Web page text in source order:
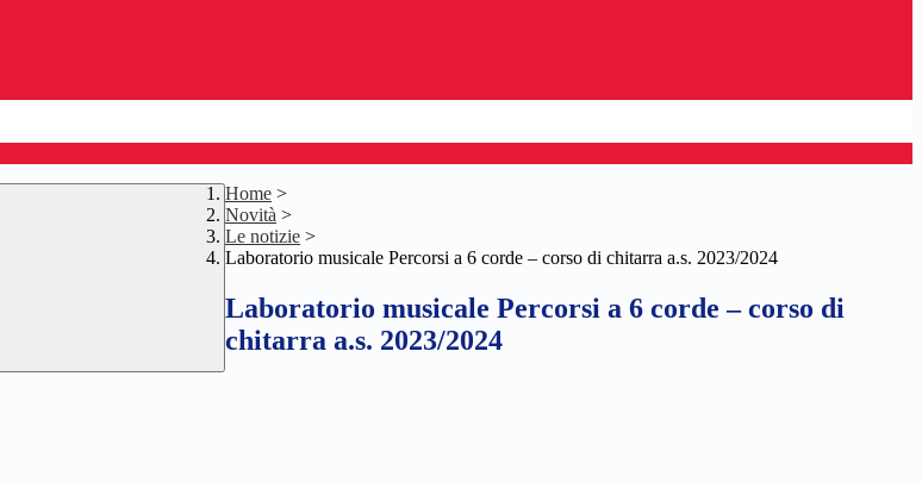
Home >
Novità >
Le notizie >
Laboratorio musicale Percorsi a 6 corde – corso di chitarra a.s. 2023/2024
Laboratorio musicale Percorsi a 6 corde – corso di
chitarra a.s. 2023/2024